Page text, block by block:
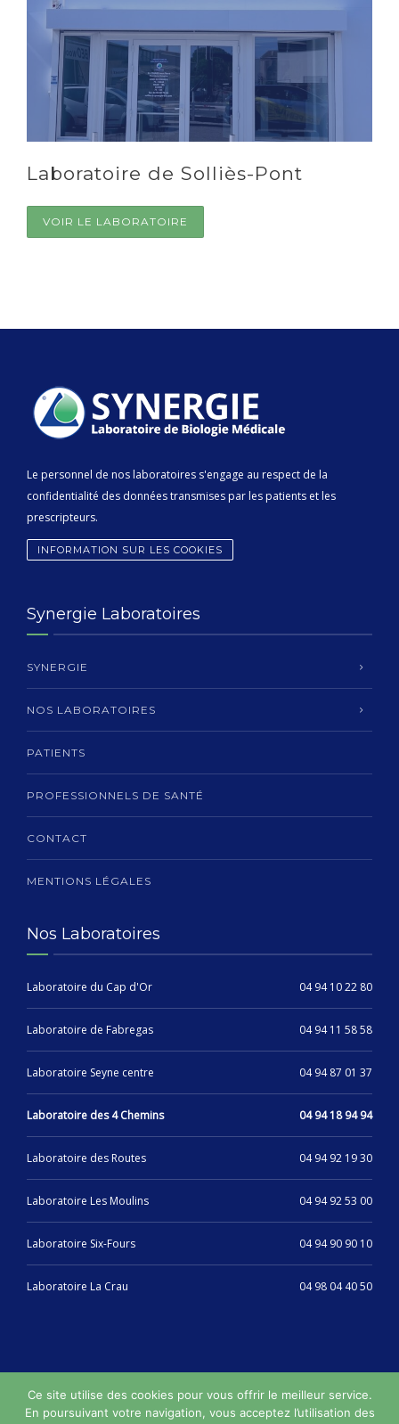
Laboratoire de Solliès-Pont
VOIR LE LABORATOIRE
Le personnel de nos laboratoires s'engage au respect de la
confidentialité des données transmises par les patients et les
prescripteurs.
INFORMATION SUR LES COOKIES
Synergie Laboratoires
SYNERGIE
NOS LABORATOIRES
PATIENTS
PROFESSIONNELS DE SANTÉ
CONTACT
MENTIONS LÉGALES
Nos Laboratoires
Laboratoire du Cap d'Or 04 94 10 22 80
Laboratoire de Fabregas 04 94 11 58 58
Laboratoire Seyne centre 04 94 87 01 37
Laboratoire des 4 Chemins 04 94 18 94 94
Laboratoire des Routes 04 94 92 19 30
Laboratoire Les Moulins 04 94 92 53 00
Laboratoire Six-Fours 04 94 90 90 10
Laboratoire La Crau 04 98 04 40 50
Synergie Laboratoires © 2019/2024 • Web design :
Ce site utilise des cookies pour vous offrir le meilleur service.
En poursuivant votre navigation, vous acceptez l’utilisation des